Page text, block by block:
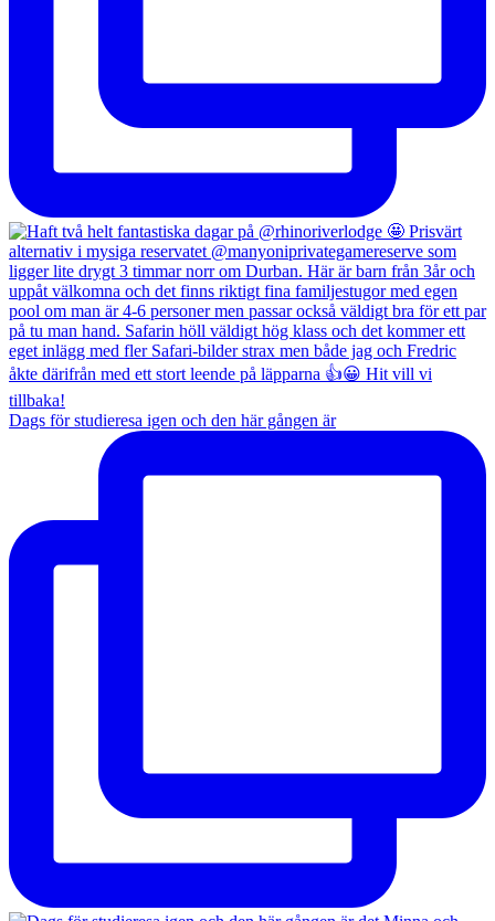
Dags för studieresa igen och den här gången är